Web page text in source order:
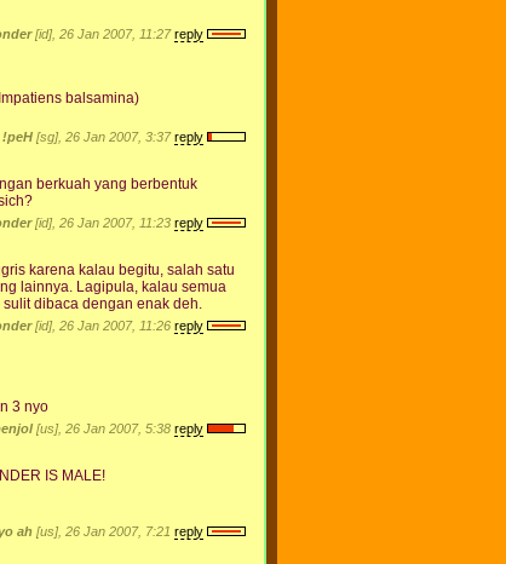
[id], 26 Jan 2007, 11:27reply
balsamina)
!peH [sg], 26 Jan 2007, 3:37reply
berkuah yang berbentuk
[id], 26 Jan 2007, 11:23 reply
karena kalau begitu, salah satu
lainnya. Lagipula, kalau semua
dibaca dengan enak deh.
[id], 26 Jan 2007, 11:26 reply
3 nyo
[us], 26 Jan 2007, 5:38 reply
IS MALE!
ah [us], 26 Jan 2007, 7:21 reply